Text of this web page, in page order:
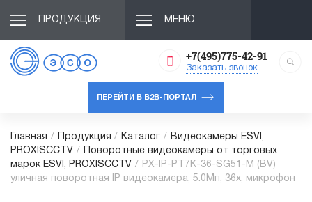
ПРОДУКЦИЯ МЕНЮ
+7(495)775-42-91
Заказать звонок
ПЕРЕЙТИ В B2B-ПОРТАЛ
Главная / Продукция / Каталог /
Видеокамеры ESVI,
PROXISCCTV /
Поворотные видеокамеры от торговых
марок ESVI, PROXISCCTV /
PX-IP-PT7K-36-SG51-M (BV)
уличная поворотная IP видеокамера, 5.0Мп, 36x, микрофон